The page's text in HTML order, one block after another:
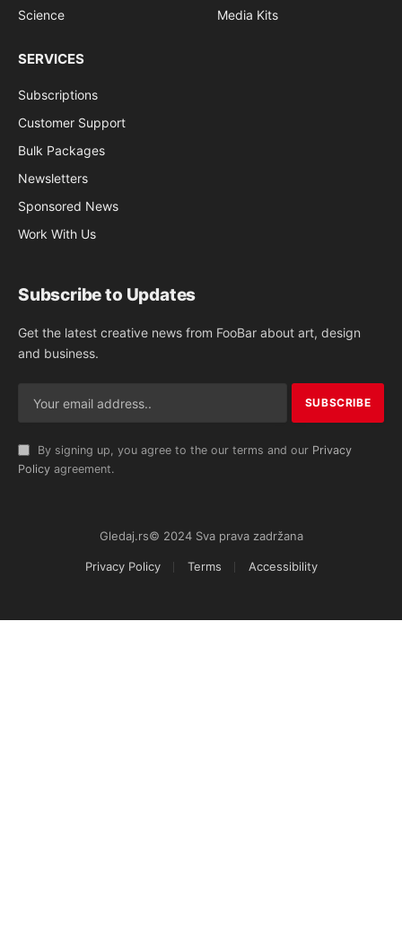
Science
Media Kits
SERVICES
Subscriptions
Customer Support
Bulk Packages
Newsletters
Sponsored News
Work With Us
Subscribe to Updates
Get the latest creative news from FooBar about art, design
and business.
By signing up, you agree to the our terms and our Privacy
Policy agreement.
Gledaj.rs© 2024 Sva prava zadržana
Privacy Policy Terms Accessibility